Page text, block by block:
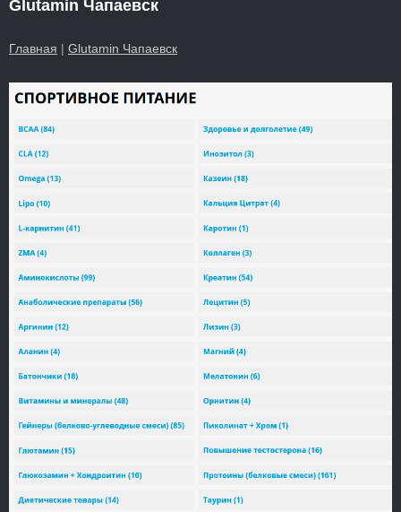
Glutamin Чапаевск
Главная | Glutamin Чапаевск